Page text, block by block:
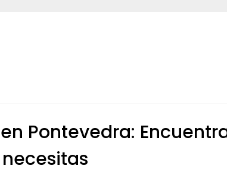
Pontevedra: